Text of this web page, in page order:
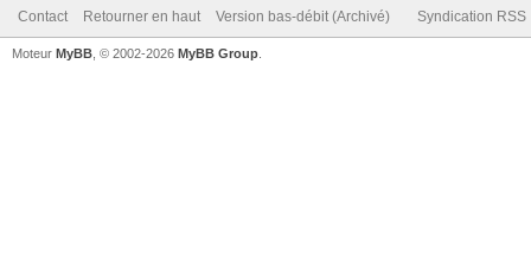
Contact Retourner en haut Version bas-débit (Archivé) Syndication RSS
Moteur MyBB , © 2002-2026 MyBB Group